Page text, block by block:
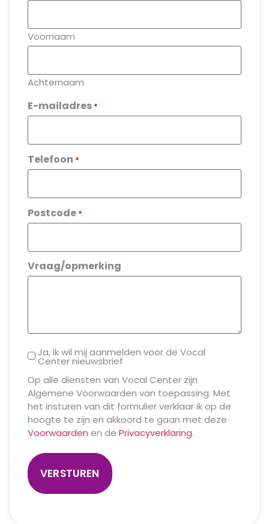
Voornaam
Achternaam
E-mailadres *
Telefoon *
Postcode *
Vraag/opmerking
Ja, ik wil mij aanmelden voor de Vocal
Center nieuwsbrief
Op alle diensten van Vocal Center zijn
Algemene Voorwaarden van toepassing. Met
het insturen van dit formulier verklaar ik op de
hoogte te zijn en akkoord te gaan met deze
Voorwaarden en de Privacyverklaring.